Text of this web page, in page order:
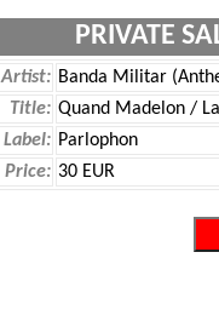
PRIVATE
Artist: Banda Militar
Title: Quand Madelon /
Label: Parlophon
Price: 30 EUR